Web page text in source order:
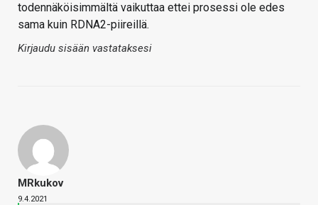
todennäköisimmältä vaikuttaa ettei prosessi ole edes
sama kuin RDNA2-piireillä.
Kirjaudu sisään vastataksesi
MRkukov
9.4.2021